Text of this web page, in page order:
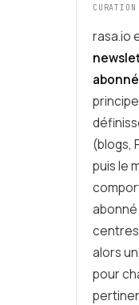
rasa.io
(blogs,
puis le
alors
pour